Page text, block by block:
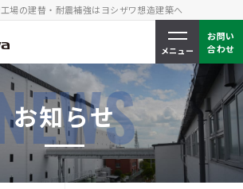
場の建替・耐震補強はヨシザワ想造建築へ
メニュー
お問い
合わせ
お知らせ